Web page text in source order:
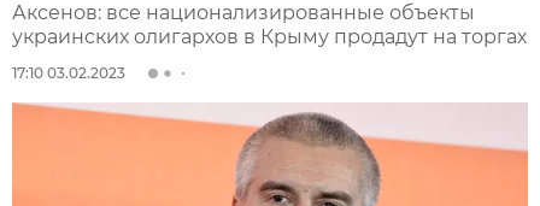
Аксенов: все национализированные объекты
украинских олигархов в Крыму продадут на торгах
17:10 03.02.2023